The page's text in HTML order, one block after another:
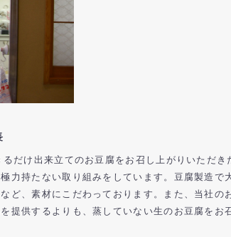
だけ出来立てのお豆腐をお召し上がりいただ
力持たない取り組みをしています。豆腐製造で
ど、素材にこだわっております。また、当社の
提供するよりも、蒸していない生のお豆腐をお